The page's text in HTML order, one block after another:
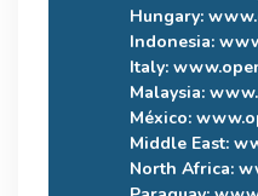
Hungary:
Indonesia:
Italy:
Malaysia:
México:
Middle East:
North Africa: